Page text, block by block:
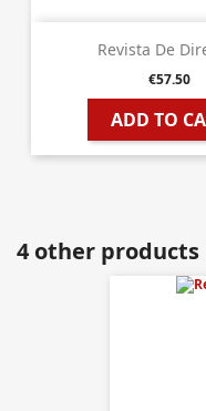
Revista De
€57.50
ADD TO
4 other